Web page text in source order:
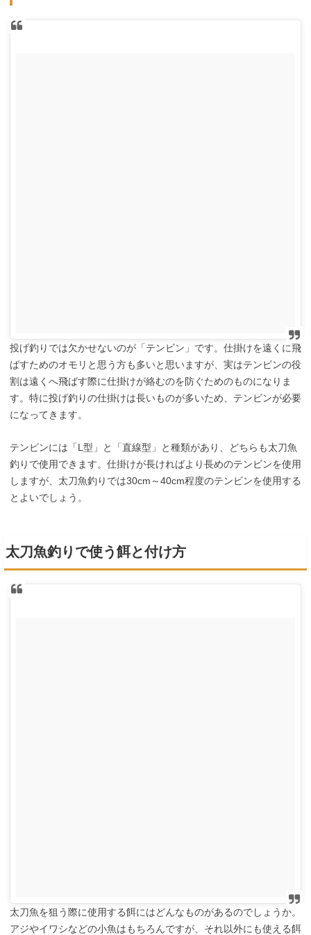
投げ釣りでは欠かせないのが「テンビン」です。仕掛けを遠くに飛
ばすためのオモリと思う方も多いと思いますが、実はテンビンの役
割は遠くへ飛ばす際に仕掛けが絡むのを防ぐためのものになりま
す。特に投げ釣りの仕掛けは長いものが多いため、テンビンが必要
になってきます。
テンビンには「L型」と「直線型」と種類があり、どちらも太刀魚
釣りで使用できます。仕掛けが長ければより長めのテンビンを使用
しますが、太刀魚釣りでは30cm～40cm程度のテンビンを使用する
とよいでしょう。
太刀魚釣りで使う餌と付け方
太刀魚を狙う際に使用する餌にはどんなものがあるのでしょうか。
アジやイワシなどの小魚はもちろんですが、それ以外にも使える餌